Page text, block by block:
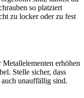
so platziert
zu locker oder zu fest
erhöhen
Stelle sicher, dass
unauffällig sind.